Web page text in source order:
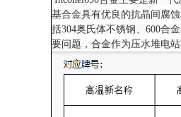
基合金具有优良的抗晶间腐
括304奥氏体不锈钢、600合
要问题，合金作为压水堆电